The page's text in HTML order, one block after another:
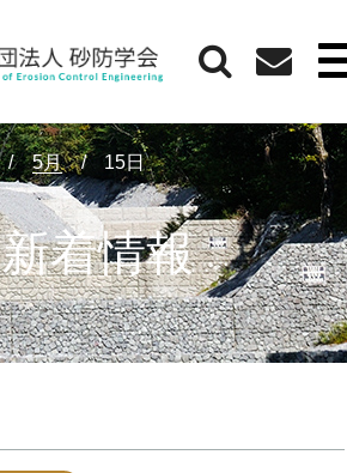
新着情報
/ 5月 / 15日